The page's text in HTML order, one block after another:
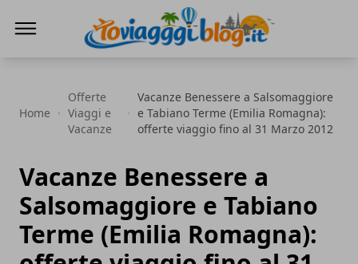
Home
Offerte
Viaggi e
Vacanze
Vacanze Benessere a Salsomaggiore
e Tabiano Terme (Emilia Romagna):
offerte viaggio fino al 31 Marzo 2012
Vacanze Benessere a
Salsomaggiore e Tabiano
Terme (Emilia Romagna):